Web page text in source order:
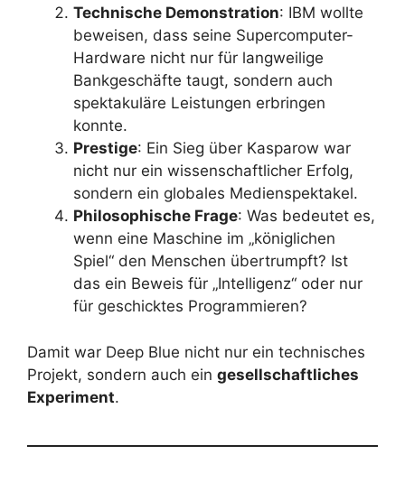
Technische Demonstration: IBM wollte
beweisen, dass seine Supercomputer-
Hardware nicht nur für langweilige
Bankgeschäfte taugt, sondern auch
spektakuläre Leistungen erbringen
konnte.
Prestige: Ein Sieg über Kasparow war
nicht nur ein wissenschaftlicher Erfolg,
sondern ein globales Medienspektakel.
Philosophische Frage: Was bedeutet es,
wenn eine Maschine im „königlichen
Spiel“ den Menschen übertrumpft? Ist
das ein Beweis für „Intelligenz“ oder nur
für geschicktes Programmieren?
Damit war Deep Blue nicht nur ein technisches
Projekt, sondern auch ein gesellschaftliches
Experiment.